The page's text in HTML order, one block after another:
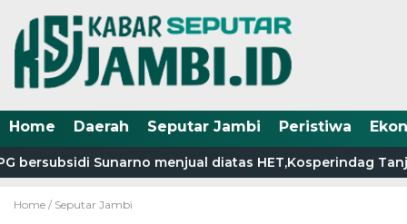
Home Daerah Seputar Jambi Peristiwa
bersubsidi Sunarno menjual diatas HET,Kosperindag
Home / Seputar Jambi